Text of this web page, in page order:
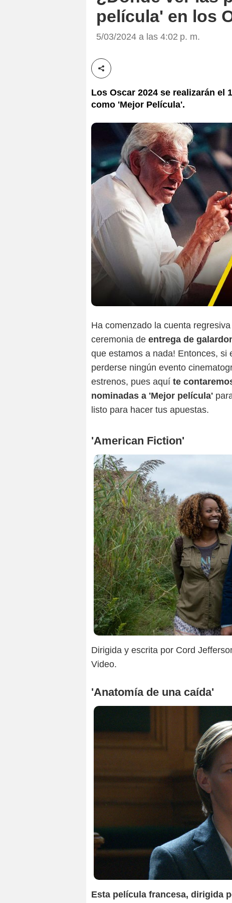
película' en los
5/03/2024 a las 4:02 p. m.
Compartir esta noticia
Los Oscar 2024 se realizarán el
como 'Mejor Película'.
Ha comenzado la cuenta
ceremonia de entrega de
que estamos a nada! Entonces, si
perderse ningún evento
estrenos, pues aquí te
nominadas a 'Mejor película'
listo para hacer tus apuestas.
'American Fiction'
Dirigida y escrita por Cord
Video.
'Anatomía de una caída'
Les
Esta película francesa, dirigida
Warner Bros.